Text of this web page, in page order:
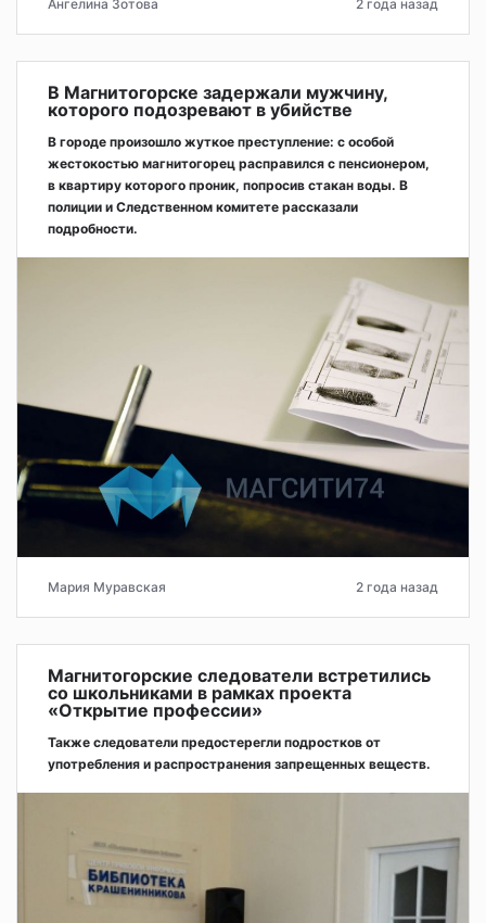
Ангелина Зотова 2 года назад
В Магнитогорске задержали мужчину,
которого подозревают в убийстве
В городе произошло жуткое преступление: с особой
жестокостью магнитогорец расправился с пенсионером,
в квартиру которого проник, попросив стакан воды. В
полиции и Следственном комитете рассказали
подробности.
Мария Муравская 2 года назад
Магнитогорские следователи встретились
со школьниками в рамках проекта
«Открытие профессии»
Также следователи предостерегли подростков от
употребления и распространения запрещенных веществ.